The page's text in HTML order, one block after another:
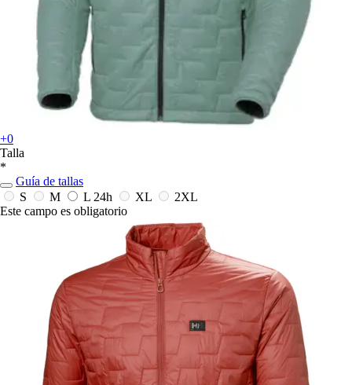
+0
Talla
*
Guía de tallas
S
M L 24h XL
2XL
Este campo es obligatorio